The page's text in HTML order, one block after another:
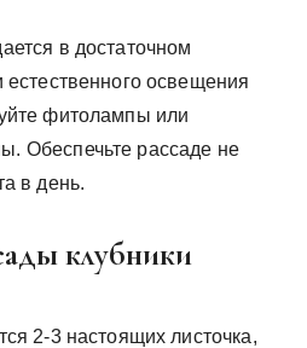
в достаточном
естественного освещения
фитолампы или
Обеспечьте рассаде не
в день.
клубники
2-3 настоящих листочка,